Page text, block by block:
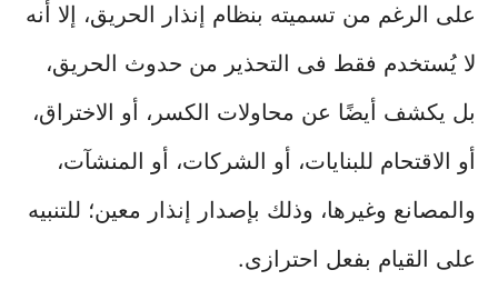
على الرغم من تسميته بنظام إنذار الحريق، إلا أنه
لا يُستخدم فقط فى التحذير من حدوث الحريق،
بل يكشف أيضًا عن محاولات الكسر، أو الاختراق،
أو الاقتحام للبنايات، أو الشركات، أو المنشآت،
والمصانع وغيرها، وذلك بإصدار إنذار معين؛ للتنبيه
على القيام بفعل احترازى.